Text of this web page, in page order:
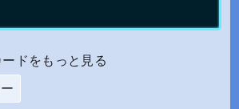
ドをもっと見る